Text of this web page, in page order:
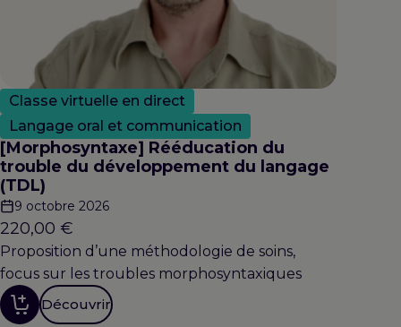
Classe virtuelle en direct
Langage oral et communication
[Morphosyntaxe] Rééducation du
trouble du développement du langage
(TDL)
9 octobre 2026
220,00 €
Proposition d’une méthodologie de soins,
focus sur les troubles morphosyntaxiques
Découvrir